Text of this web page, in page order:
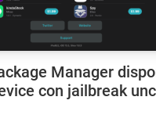
Manager
con jailbreak